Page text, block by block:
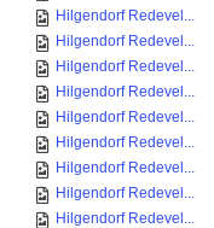
Hilgendorf Redevel...
Hilgendorf Redevel...
Hilgendorf Redevel...
Hilgendorf Redevel...
Hilgendorf Redevel...
Hilgendorf Redevel...
Hilgendorf Redevel...
Hilgendorf Redevel...
Hilgendorf Redevel...